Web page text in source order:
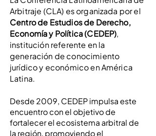
Arbitraje (CLA) es organizada por el
Centro de Estudios de Derecho,
Economía y Política (CEDEP),
institución referente en la
generación de conocimiento
jurídico y económico en América
Latina.
Desde 2009, CEDEP impulsa este
encuentro con el objetivo de
fortalecer el ecosistema arbitral de
la región, promoviendo el